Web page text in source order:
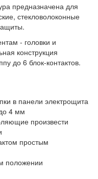
предназначена для
стекловолоконные
- головки и
конструкция
до 6 блок-контактов.
в панели электрощита
4 мм
произвести
простым
положении